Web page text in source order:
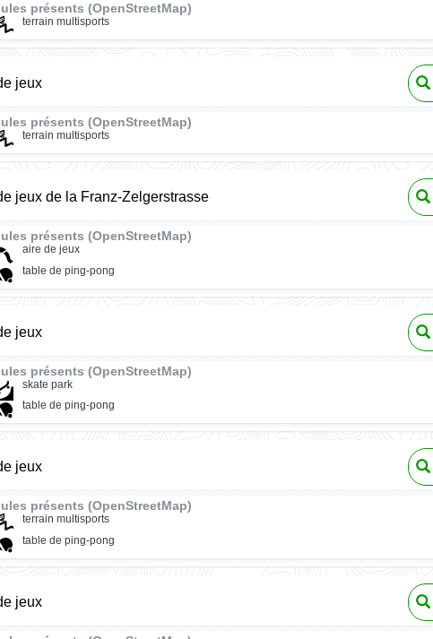
présents (OpenStreetMap)
terrain multisports
jeux
présents (OpenStreetMap)
terrain multisports
jeux de la Franz-Zelgerstrasse
présents (OpenStreetMap)
aire de jeux
table de ping-pong
jeux
présents (OpenStreetMap)
skate park
table de ping-pong
jeux
présents (OpenStreetMap)
terrain multisports
table de ping-pong
jeux